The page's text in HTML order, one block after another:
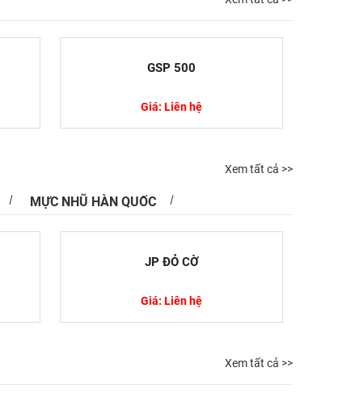
GSP 500
Giá: Liên hệ
MỰC NHŨ HÀN QUỐC
Xem tất cả >>
JP ĐỎ CỜ
Giá: Liên hệ
Xem tất cả >>